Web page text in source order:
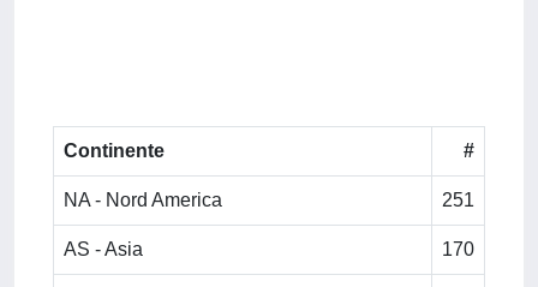
Continente #
NA - Nord America 251
AS - Asia 170